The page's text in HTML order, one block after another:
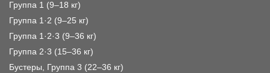
Группа 1 (9–18 кг)
Группа 1·2 (9–25 кг)
Группа 1·2·3 (9–36 кг)
Группа 2·3 (15–36 кг)
Бустеры, Группа 3 (22–36 кг)